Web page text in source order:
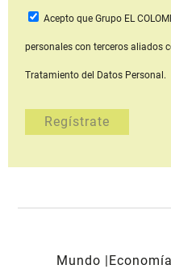
Acepto que Grupo EL
personales con terceros aliados
Tratamiento del Datos Personal.
Mundo Economía